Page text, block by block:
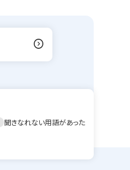
expand_circle_right
聞きなれない用語があった